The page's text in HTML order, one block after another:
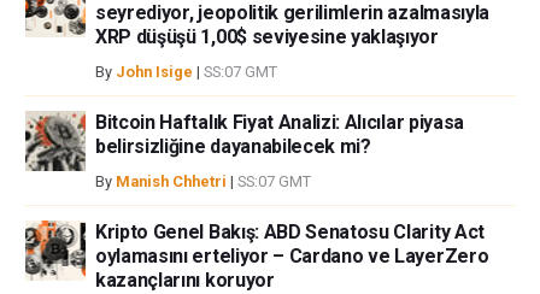
seyrediyor, jeopolitik gerilimlerin azalmasıyla
XRP düşüşü 1,00$ seviyesine yaklaşıyor
By John Isige | SS:07 GMT
Bitcoin Haftalık Fiyat Analizi: Alıcılar piyasa
belirsizliğine dayanabilecek mi?
By Manish Chhetri | SS:07 GMT
Kripto Genel Bakış: ABD Senatosu Clarity Act
oylamasını erteliyor – Cardano ve LayerZero
kazançlarını koruyor